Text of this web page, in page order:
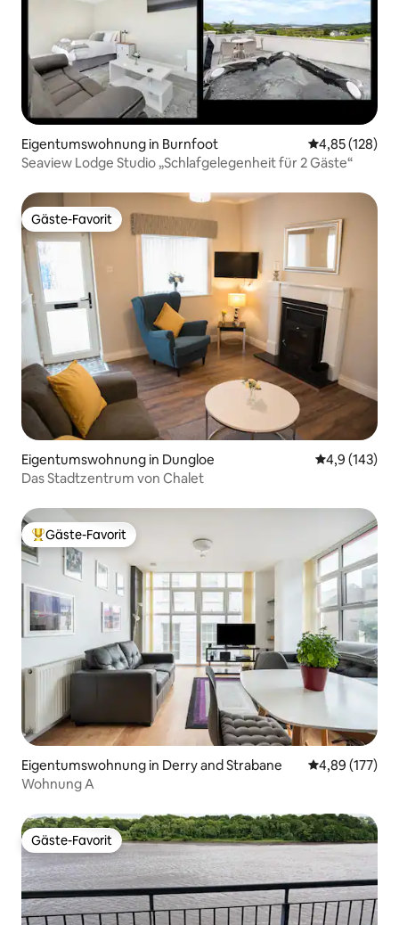
Eigentumswohnung in Burnfoot
4,85 (128)
Seaview Lodge Studio „Schlafgelegenheit für 2 Gäste“
Gäste-Favorit
Gäste-Favorit
Eigentumswohnung in Dungloe
4,9 (143)
Das Stadtzentrum von Chalet
Beliebter Gäste-Favorit.
Gäste-Favorit
Eigentumswohnung in Derry and Strabane
4,89 (177)
Wohnung A
Gäste-Favorit
Gäste-Favorit